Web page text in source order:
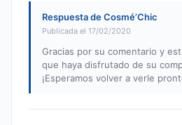
Respuesta de Cosmé’Chic
Publicada el 17/02/2020
Gracias por su comentario y
que haya disfrutado de su
¡Esperamos volver a verle